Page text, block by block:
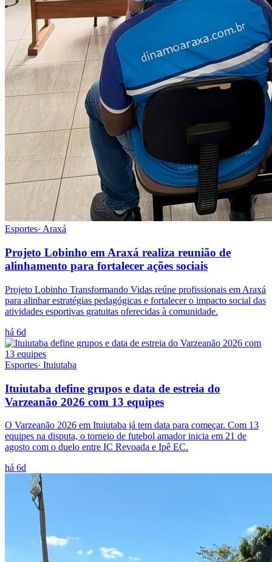
Esportes· Araxá
Projeto Lobinho em Araxá realiza reunião de
alinhamento para fortalecer ações sociais
Projeto Lobinho Transformando Vidas reúne profissionais em Araxá
para alinhar estratégias pedagógicas e fortalecer o impacto social das
atividades esportivas gratuitas oferecidas à comunidade.
há 6d
Esportes· Ituiutaba
Ituiutaba define grupos e data de estreia do
Varzeanão 2026 com 13 equipes
O Varzeanão 2026 em Ituiutaba já tem data para começar. Com 13
equipes na disputa, o torneio de futebol amador inicia em 21 de
agosto com o duelo entre IC Revoada e Ipê EC.
há 6d